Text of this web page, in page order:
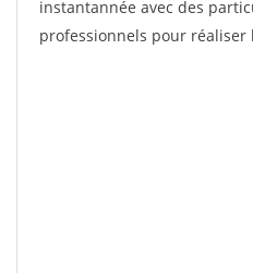
instantannée avec des
professionnels pour